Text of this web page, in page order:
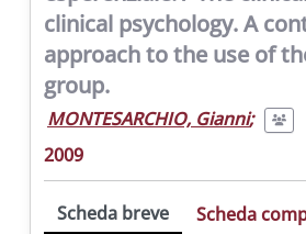
clinical psychology. A
approach to the use of
group.
MONTESARCHIO, Gianni;
2009
Scheda breve Scheda